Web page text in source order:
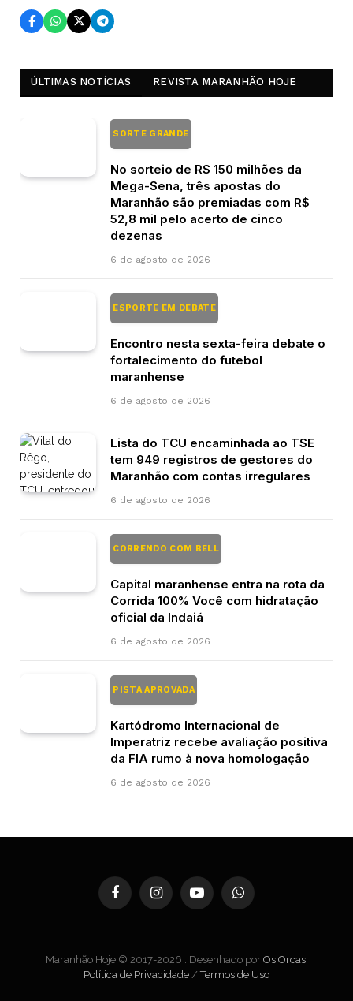
ÚLTIMAS NOTÍCIAS REVISTA MARANHÃO HOJE
SORTE GRANDE
No sorteio de R$ 150 milhões da
Mega-Sena, três apostas do
Maranhão são premiadas com R$
52,8 mil pelo acerto de cinco
dezenas
6 de agosto de 2026
ESPORTE EM DEBATE
Encontro nesta sexta-feira debate o
fortalecimento do futebol
maranhense
6 de agosto de 2026
Lista do TCU encaminhada ao TSE
tem 949 registros de gestores do
Maranhão com contas irregulares
6 de agosto de 2026
CORRENDO COM BELL
Capital maranhense entra na rota da
Corrida 100% Você com hidratação
oficial da Indaiá
6 de agosto de 2026
PISTA APROVADA
Kartódromo Internacional de
Imperatriz recebe avaliação positiva
da FIA rumo à nova homologação
6 de agosto de 2026
FacebookInstagramYouTubeWhatsApp
Maranhão Hoje © 2017-2026 . Desenhado por Os Orcas.
Política de Privacidade /Termos de Uso